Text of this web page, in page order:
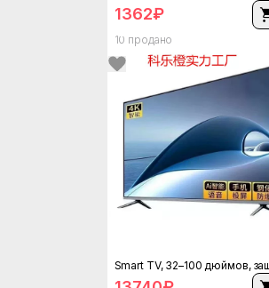
10 продано
1413₽
Бесплатная доставка
1362₽